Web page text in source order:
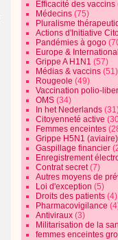
Efficacité des vaccins
Médecins (75)
Pluralisme
Actions d'Initiative
Pandémies à gogo
Europe & International
Grippe A H1N1 (57)
Médias & vaccins (51)
Rougeole (49)
Vaccination polio-
OMS (34)
In het Nederlands
Citoyenneté active
Femmes enceintes
Grippe H5N1 (aviaire)
Gaspillage financier
Enregistrement
Contrat secret(7)
Autres moyens de
Loi d'exception (5)
Droits des patients (4)
Pharmacovigilance
Antiviraux (3)
Militarisation de la
femmes enceintes